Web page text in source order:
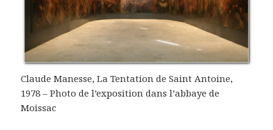
Claude Manesse, La Tentation de Saint Antoine,
1978 – Photo de l’exposition dans l’abbaye de
Moissac